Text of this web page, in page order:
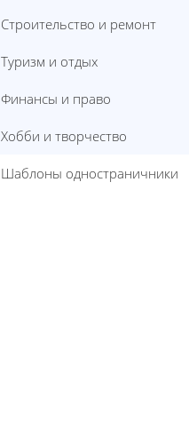
Строительство и ремонт
Туризм и отдых
Финансы и право
Хобби и творчество
Шаблоны одностраничники